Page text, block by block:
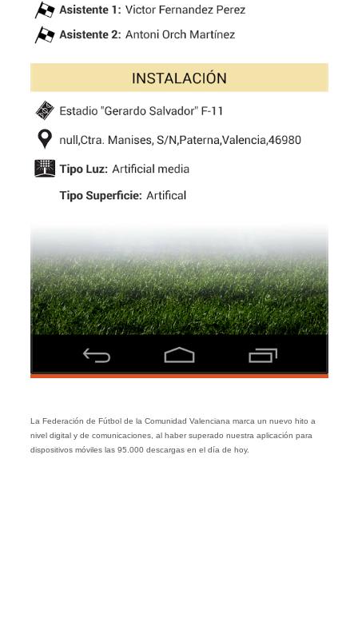
La Federación de Fútbol de la Comunidad Valenciana marca un nuevo hito a
nivel digital y de comunicaciones, al haber superado nuestra aplicación para
dispositivos móviles las 95.000 descargas en el día de hoy.